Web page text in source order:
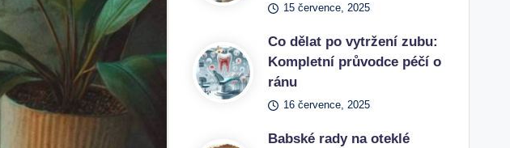
15 července, 2025
Co dělat po vytržení zubu:
Kompletní průvodce péčí o
ránu
16 července, 2025
Babské rady na oteklé